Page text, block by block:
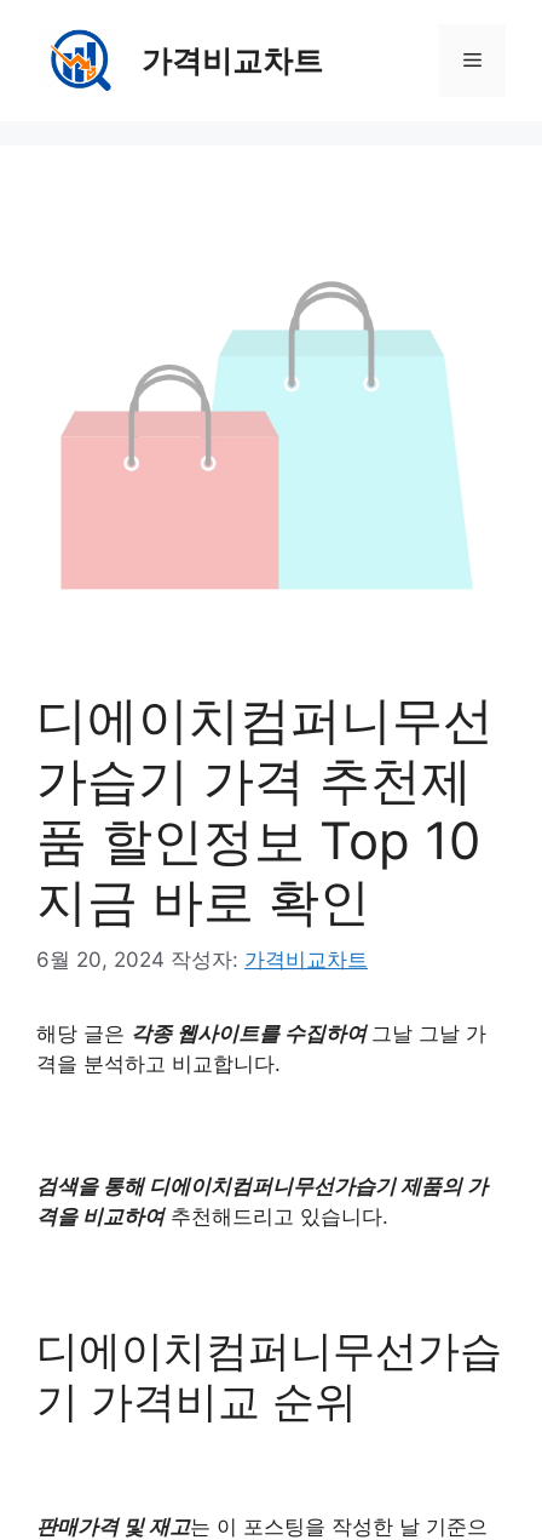
가격비교차트 메
디에이치컴퍼니무선
가습기 가격 추천제
품 할인정보 Top 10
지금 바로 확인
6월 20, 2024 작성자: 가격비교차트
해당 글은 각종 웹사이트를 수집하여 그날 그날 가
격을 분석하고 비교합니다.
검색을 통해 디에이치컴퍼니무선가습기 제품의 가
격을 비교하여추천해드리고 있습니다.
디에이치컴퍼니무선가습
기 가격비교 순위
판매가격 및 재고는 이 포스팅을 작성한 날 기준으